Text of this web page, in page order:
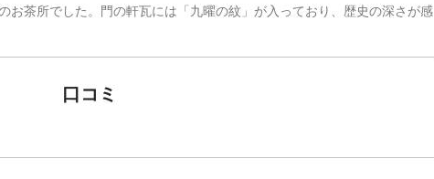
お茶所でした。門の軒瓦には「九曜の紋」が入っており、歴史の深さが感
口コミ